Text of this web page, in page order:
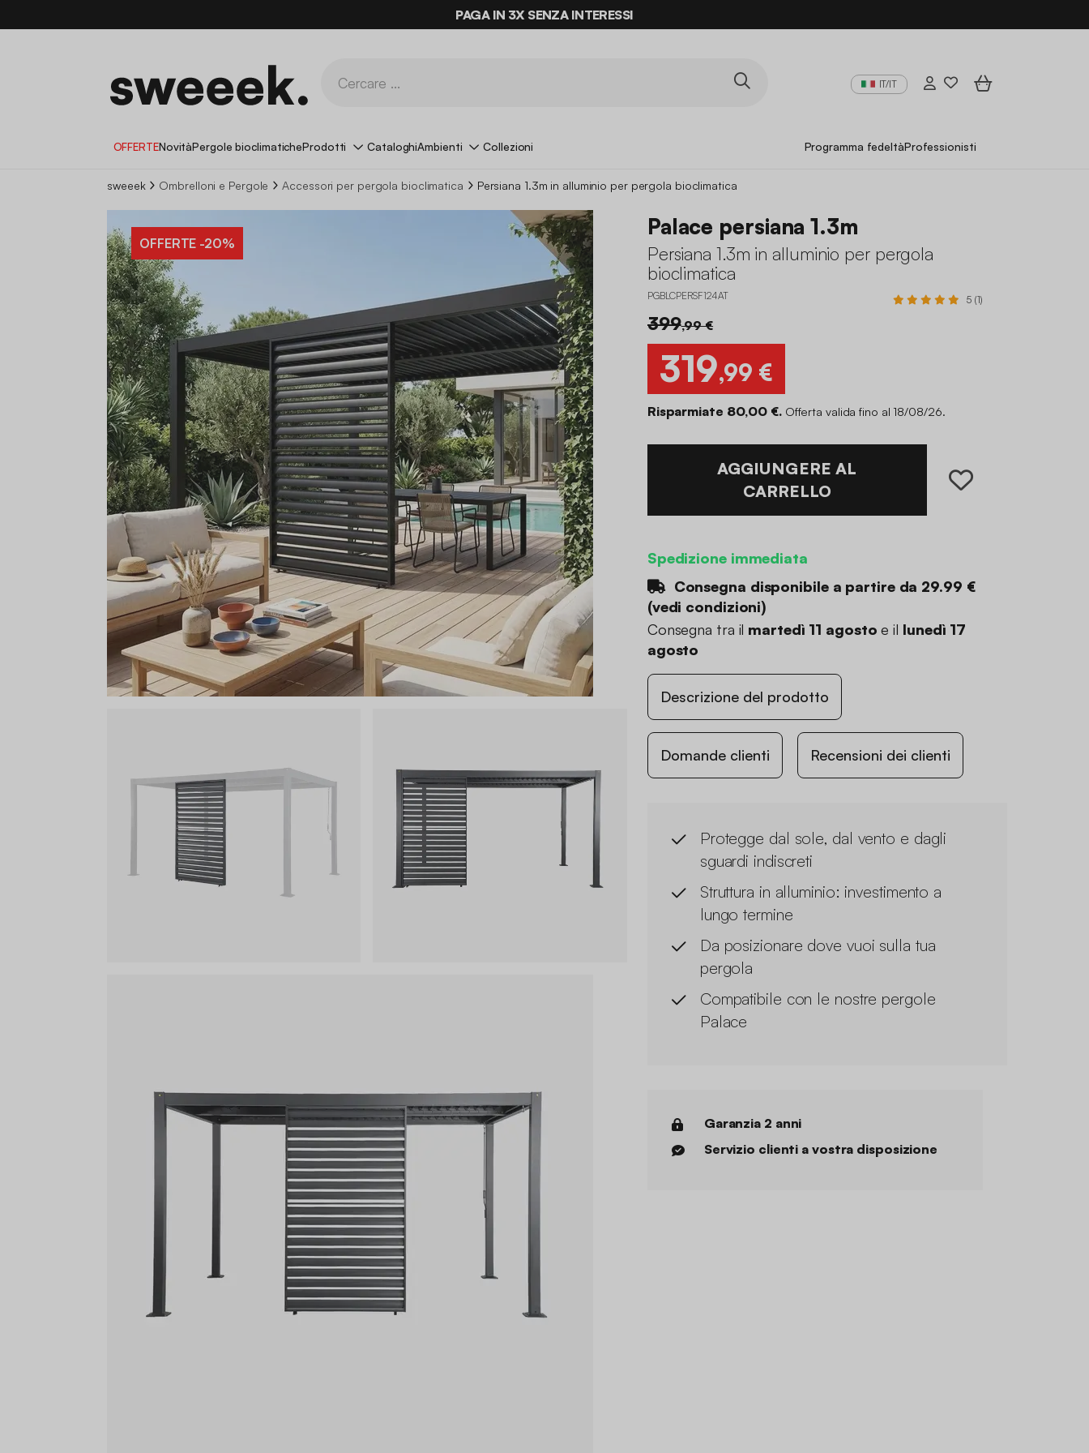
ULTIME OCCASIONI FINO AL -70%*
PAGA IN 3X SENZA INTERESSI
IT/IT
OFFERTENovitàPergole bioclimaticheProdotti CataloghiAmbienti Collezioni Programma fedeltàProfessionisti
sweeek Ombrelloni e Pergole Accessori per pergola bioclimatica Persiana 1.3m in alluminio per pergola bioclimatica
OFFERTE -20%
Palace persiana 1.3m
Persiana 1.3m in alluminio per pergola
bioclimatica
PGBLCPERSF124AT 5 (1)
399,99 €
319,99 €
Risparmiate 80,00 €. Offerta valida fino al 18/08/26.
AGGIUNGERE AL
CARRELLO
Spedizione immediata
Consegna disponibile a partire da 29.99 €
(vedi condizioni)
Consegna tra il martedì 11 agosto e il lunedì 17
agosto
Descrizione del prodotto
Domande clienti Recensioni dei clienti
Protegge dal sole, dal vento e dagli
sguardi indiscreti
Struttura in alluminio: investimento a
lungo termine
Da posizionare dove vuoi sulla tua
pergola
Compatibile con le nostre pergole
Palace
Garanzia 2 anni
Servizio clienti a vostra disposizione